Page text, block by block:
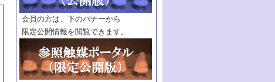
巻
号～
巻
号
触媒年鑑
年度
記事種別
マーク：
マークあり
会員の方は、下のバナーから
限定公開情報を閲覧できます。